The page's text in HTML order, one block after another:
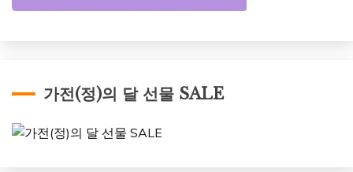
가전(정)의 달 선물 SALE